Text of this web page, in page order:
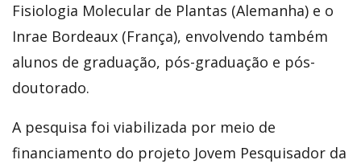
Fisiologia Molecular de Plantas (Alemanha) e o
Inrae Bordeaux (França), envolvendo também
alunos de graduação, pós-graduação e pós-
doutorado.
A pesquisa foi viabilizada por meio de
financiamento do projeto Jovem Pesquisador da